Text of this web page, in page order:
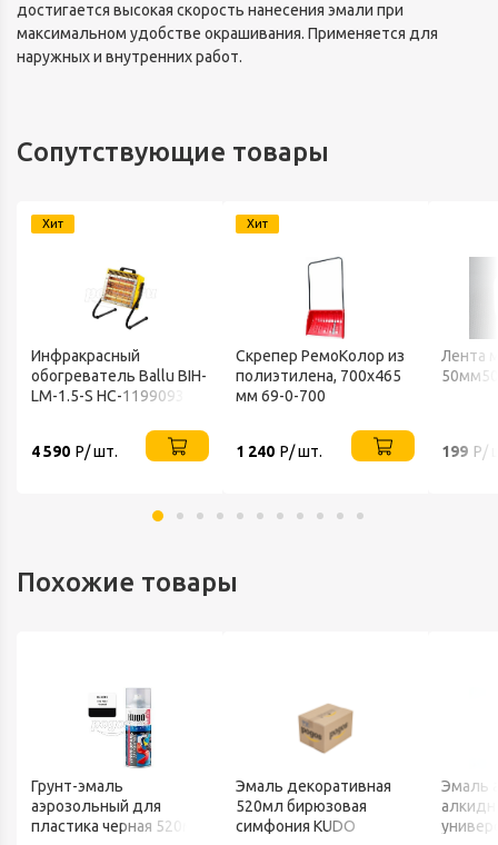
достигается высокая скорость нанесения эмали при
максимальном удобстве окрашивания. Применяется для
наружных и внутренних работ.
Сопутствующие товары
Хит
Инфракрасный
обогреватель Ballu BIH-
LM-1.5-S НС-1199093
4 590 Р/ шт.
Хит
Скрепер РемоКолор из
полиэтилена, 700x465
мм 69-0-700
1 240 Р/ шт.
Лента
199 Р/
Похожие товары
Грунт-эмаль
аэрозольный для
пластика черная 520мл
Эмаль декоративная
520мл бирюзовая
симфония KUDO
Эмаль